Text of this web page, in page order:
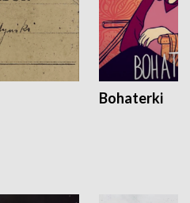
Bohaterki